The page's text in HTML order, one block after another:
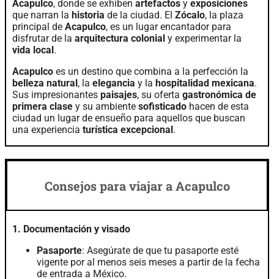
Acapulco, donde se exhiben artefactos y exposiciones
que narran la historia de la ciudad. El Zócalo, la plaza
principal de Acapulco, es un lugar encantador para
disfrutar de la arquitectura colonial y experimentar la
vida local .
Acapulco es un destino que combina a la perfección la
belleza natural , la elegancia y la hospitalidad mexicana.
Sus impresionantes paisajes, su oferta gastronómica de
primera clase y su ambiente sofisticado hacen de esta
ciudad un lugar de ensueño para aquellos que buscan
una experiencia turística excepcional .
Consejos para viajar a Acapulco
1. Documentación y visado
Pasaporte: Asegúrate de que tu pasaporte esté
vigente por al menos seis meses a partir de la fecha
de entrada a México.